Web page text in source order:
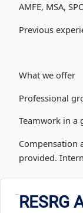
AMFE, MSA,
Previous
What we offer
Professional
Teamwork in a
Compensation
provided.
RESRG